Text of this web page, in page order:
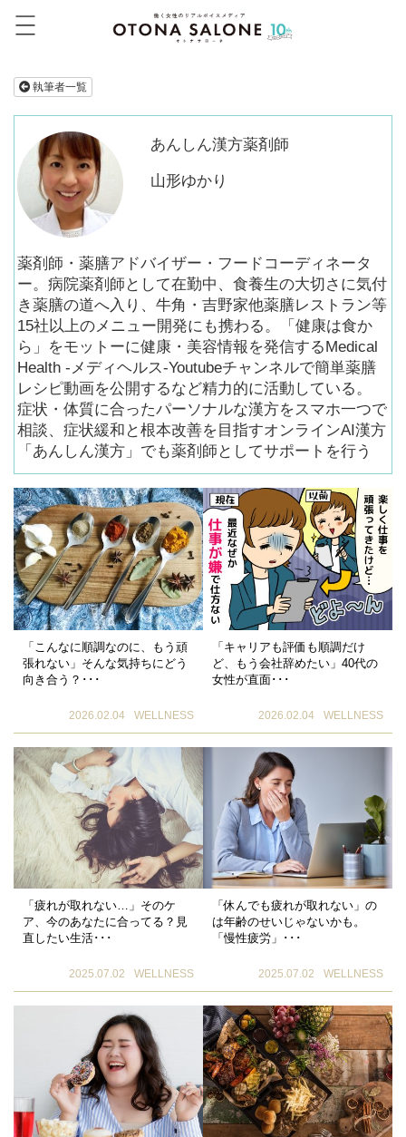
執筆者一覧
あんしん漢方薬剤師
山形ゆかり
薬剤師・薬膳アドバイザー・フードコーディネータ
ー。病院薬剤師として在勤中、食養生の大切さに気付
き薬膳の道へ入り、牛角・吉野家他薬膳レストラン等
15社以上のメニュー開発にも携わる。「健康は食か
ら」をモットーに健康・美容情報を発信するMedical
Health -メディヘルス-Youtubeチャンネルで簡単薬膳
レシピ動画を公開するなど精力的に活動している。
症状・体質に合ったパーソナルな漢方をスマホ一つで
相談、症状緩和と根本改善を目指すオンラインAI漢方
「あんしん漢方」でも薬剤師としてサポートを行う
「こんなに順調なのに、もう頑
張れない」そんな気持ちにどう
向き合う？･･･
2026.02.04 WELLNESS
「キャリアも評価も順調だけ
ど、もう会社辞めたい」40代の
女性が直面･･･
2026.02.04 WELLNESS
「疲れが取れない…」そのケ
ア、今のあなたに合ってる？見
直したい生活･･･
2025.07.02 WELLNESS
「休んでも疲れが取れない」の
は年齢のせいじゃないかも。
「慢性疲労」･･･
2025.07.02 WELLNESS